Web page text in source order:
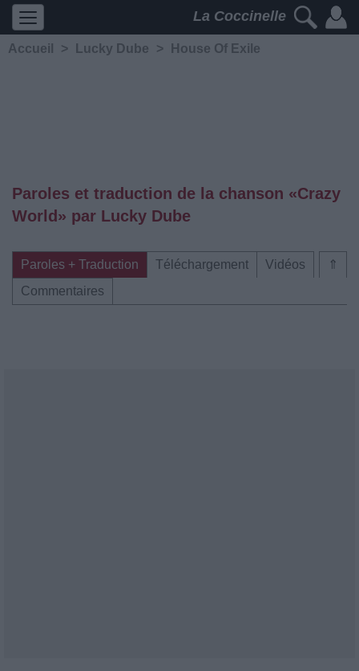
La Coccinelle
Accueil > Lucky Dube > House Of Exile
Paroles et traduction de la chanson «Crazy
World» par Lucky Dube
⇑
Paroles + Traduction Téléchargement
Vidéos
Commentaires